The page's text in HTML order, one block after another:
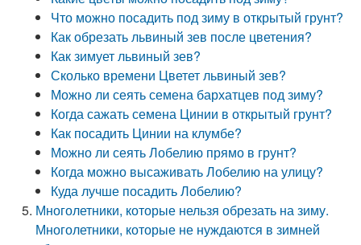
Что можно посадить под зиму в открытый грунт?
Как обрезать львиный зев после цветения?
Как зимует львиный зев?
Сколько времени Цветет львиный зев?
Можно ли сеять семена бархатцев под зиму?
Когда сажать семена Цинии в открытый грунт?
Как посадить Цинии на клумбе?
Можно ли сеять Лобелию прямо в грунт?
Когда можно высаживать Лобелию на улицу?
Куда лучше посадить Лобелию?
Многолетники, которые нельзя обрезать на зиму.
Многолетники, которые не нуждаются в зимней